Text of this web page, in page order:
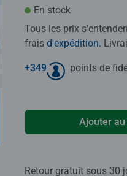
En stock
Tous les prix
frais d'expédition.
+349 points de
Ajouter
Retour gratuit sous 30